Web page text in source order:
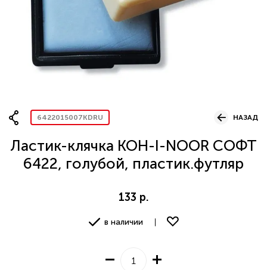
6422015007KDRU НАЗАД
Ластик-клячка KOH-I-NOOR СОФТ
6422, голубой, пластик.футляр
133 р.
в наличии
Вопрос по представительству
ОСТАВИТЬ ЗАЯВКУ